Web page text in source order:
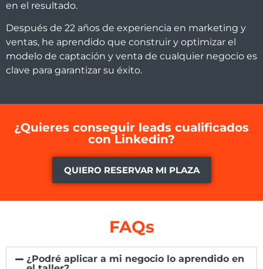
en el resultado.
Después de 22 años de experiencia en marketing y
ventas, he aprendido que construir y optimizar el
modelo de captación y venta de cualquier negocio es
clave para garantizar su éxito.
¿Quieres conseguir leads cualificados
con Linkedin?
QUIERO RESERVAR MI PLAZA
FAQs
¿Podré aplicar a mi negocio lo aprendido en